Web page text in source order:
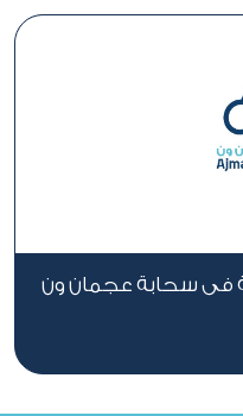
في سحابة عجمان ون